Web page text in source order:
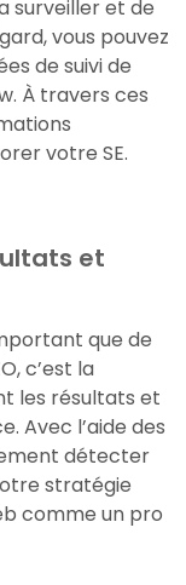
surveiller et de
vous pouvez
de suivi de
À travers ces
votre SE.
et
que de
c’est la
les résultats et
Avec l’aide des
détecter
stratégie
comme un pro